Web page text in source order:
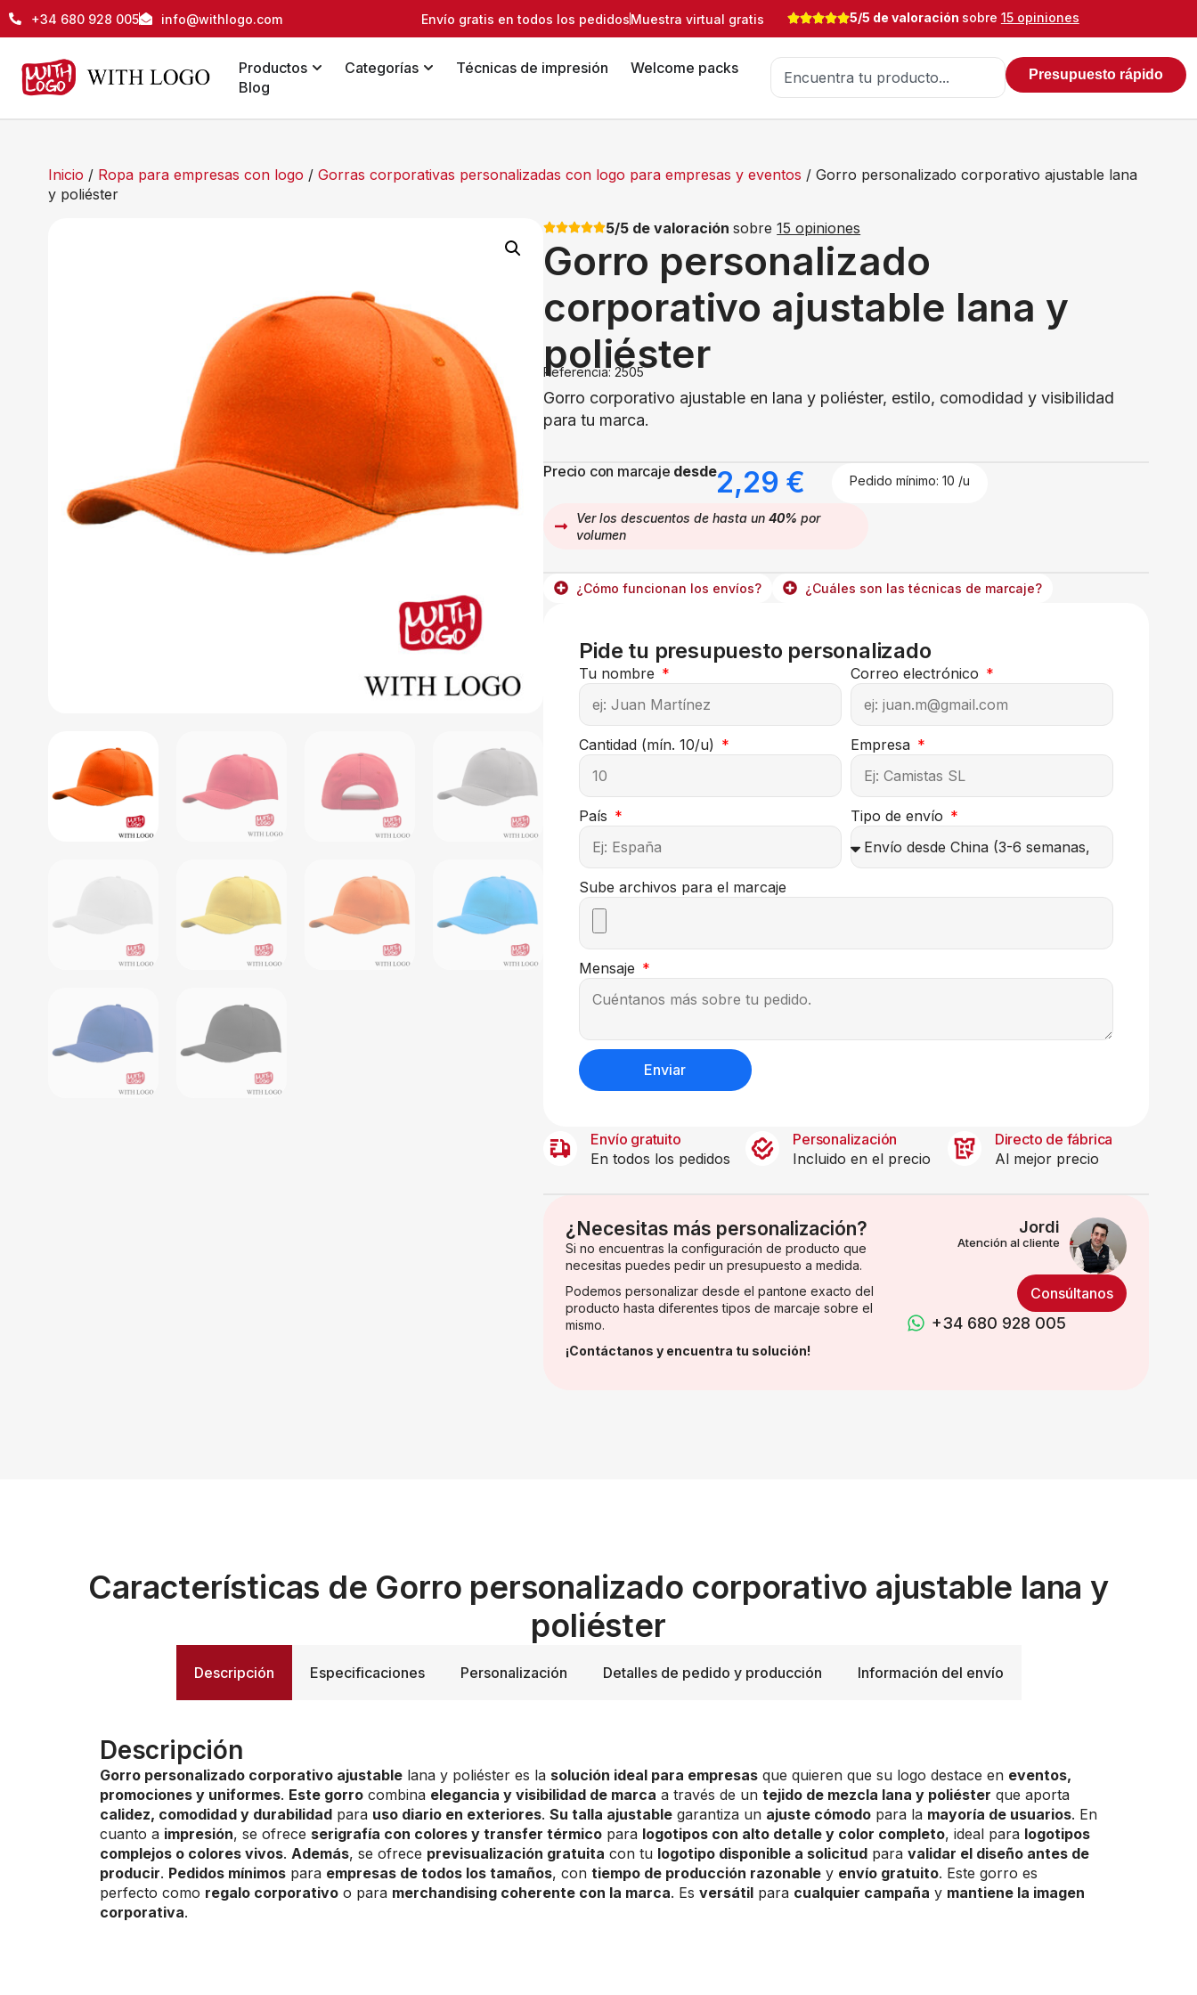
+34 680 928 005 info@withlogo.com Envío gratis en todos los pedidosMuestra virtual gratis 5/5 de valoración sobre 15 opiniones
Productos Categorías Técnicas de impresión
Welcome packs
Blog
Presupuesto rápido
Inicio / Ropa para empresas con logo / Gorras corporativas personalizadas con logo para empresas y eventos / Gorro personalizado corporativo ajustable lana
y poliéster
5/5 de valoraciónsobre15 opiniones
Gorro personalizado
corporativo ajustable lana y
poliéster
Referencia: 2505
Gorro corporativo ajustable en lana y poliéster, estilo, comodidad y visibilidad
para tu marca.
Precio con marcaje desde2,29 € Pedido mínimo: 10 /u
Ver los descuentos de hasta un40% por
volumen
¿Cómo funcionan los envíos? ¿Cuáles son las técnicas de marcaje?
Pide tu presupuesto personalizado
Tu nombre Correo electrónico
Cantidad (mín. 10/u) Empresa
País Tipo de envío
Sube archivos para el marcaje
Mensaje
Enviar
Envío gratuito
En todos los pedidos
Personalización
Incluido en el precio
Directo de fábrica
Al mejor precio
¿Necesitas más personalización?
Si no encuentras la configuración de producto que
necesitas puedes pedir un presupuesto a medida.
Podemos personalizar desde el pantone exacto del
producto hasta diferentes tipos de marcaje sobre el
mismo.
¡Contáctanos y encuentra tu solución!
Jordi
Atención al cliente
Consúltanos
+34 680 928 005
Características de Gorro personalizado corporativo ajustable lana y
poliéster
Descripción Especificaciones Personalización Detalles de pedido y producción Información del envío
Descripción
Gorro personalizado corporativo ajustable lana y poliéster es la solución ideal para empresas que quieren que su logo destace en eventos,
promociones y uniformes. Este gorro combina elegancia y visibilidad de marca a través de un tejido de mezcla lana y poliéster que aporta
calidez, comodidad y durabilidad para uso diario en exteriores. Su talla ajustable garantiza un ajuste cómodo para la mayoría de usuarios. En
cuanto a impresión, se ofrece serigrafía con colores y transfer térmico para logotipos con alto detalle y color completo, ideal para logotipos
complejos o colores vivos. Además, se ofrece previsualización gratuita con tu logotipo disponible a solicitud para validar el diseño antes de
producir. Pedidos mínimos para empresas de todos los tamaños, con tiempo de producción razonable y envío gratuito. Este gorro es
perfecto como regalo corporativo o para merchandising coherente con la marca. Es versátil para cualquier campaña y mantiene la imagen
corporativa.